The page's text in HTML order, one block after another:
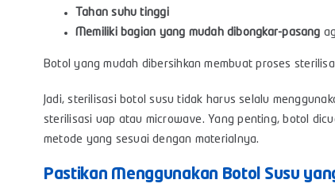
Tahan suhu tinggi
Memiliki bagian yang mudah dibongkar-pasang
Botol yang mudah dibersihkan membuat proses
Jadi, sterilisasi botol susu tidak harus selalu
sterilisasi uap atau microwave. Yang penting, botol
metode yang sesuai dengan materialnya.
Pastikan Menggunakan Botol Susu